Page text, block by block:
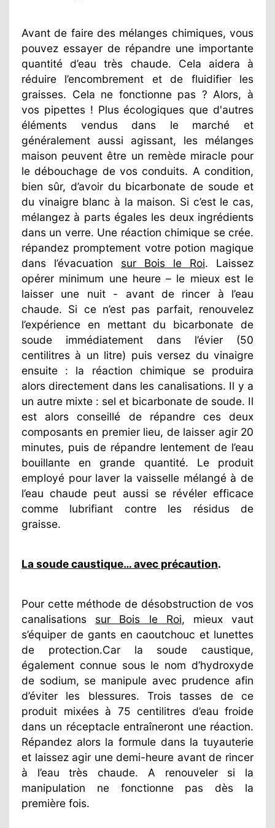
Avant de faire des mélanges chimiques, vous
pouvez essayer de répandre une importante
quantité d’eau très chaude. Cela aidera à
réduire l’encombrement et de fluidifier les
graisses. Cela ne fonctionne pas ? Alors, à
vos pipettes ! Plus écologiques que d'autres
éléments vendus dans le marché et
généralement aussi agissant, les mélanges
maison peuvent être un remède miracle pour
le débouchage de vos conduits. A condition,
bien sûr, d’avoir du bicarbonate de soude et
du vinaigre blanc à la maison. Si c’est le cas,
mélangez à parts égales les deux ingrédients
dans un verre. Une réaction chimique se crée.
répandez promptement votre potion magique
dans l’évacuation sur Bois le Roi. Laissez
opérer minimum une heure – le mieux est le
laisser une nuit - avant de rincer à l’eau
chaude. Si ce n’est pas parfait, renouvelez
l’expérience en mettant du bicarbonate de
soude immédiatement dans l’évier (50
centilitres à un litre) puis versez du vinaigre
ensuite : la réaction chimique se produira
alors directement dans les canalisations. Il y a
un autre mixte : sel et bicarbonate de soude. Il
est alors conseillé de répandre ces deux
composants en premier lieu, de laisser agir 20
minutes, puis de répandre lentement de l’eau
bouillante en grande quantité. Le produit
employé pour laver la vaisselle mélangé à de
l’eau chaude peut aussi se révéler efficace
comme lubrifiant contre les résidus de
graisse.
La soude caustique… avec précaution.
Pour cette méthode de désobstruction de vos
canalisations sur Bois le Roi, mieux vaut
s’équiper de gants en caoutchouc et lunettes
de protection.Car la soude caustique,
également connue sous le nom d’hydroxyde
de sodium, se manipule avec prudence afin
d’éviter les blessures. Trois tasses de ce
produit mixées à 75 centilitres d’eau froide
dans un réceptacle entraîneront une réaction.
Répandez alors la formule dans la tuyauterie
et laissez agir une demi-heure avant de rincer
à l’eau très chaude. A renouveler si la
manipulation ne fonctionne pas dès la
première fois.